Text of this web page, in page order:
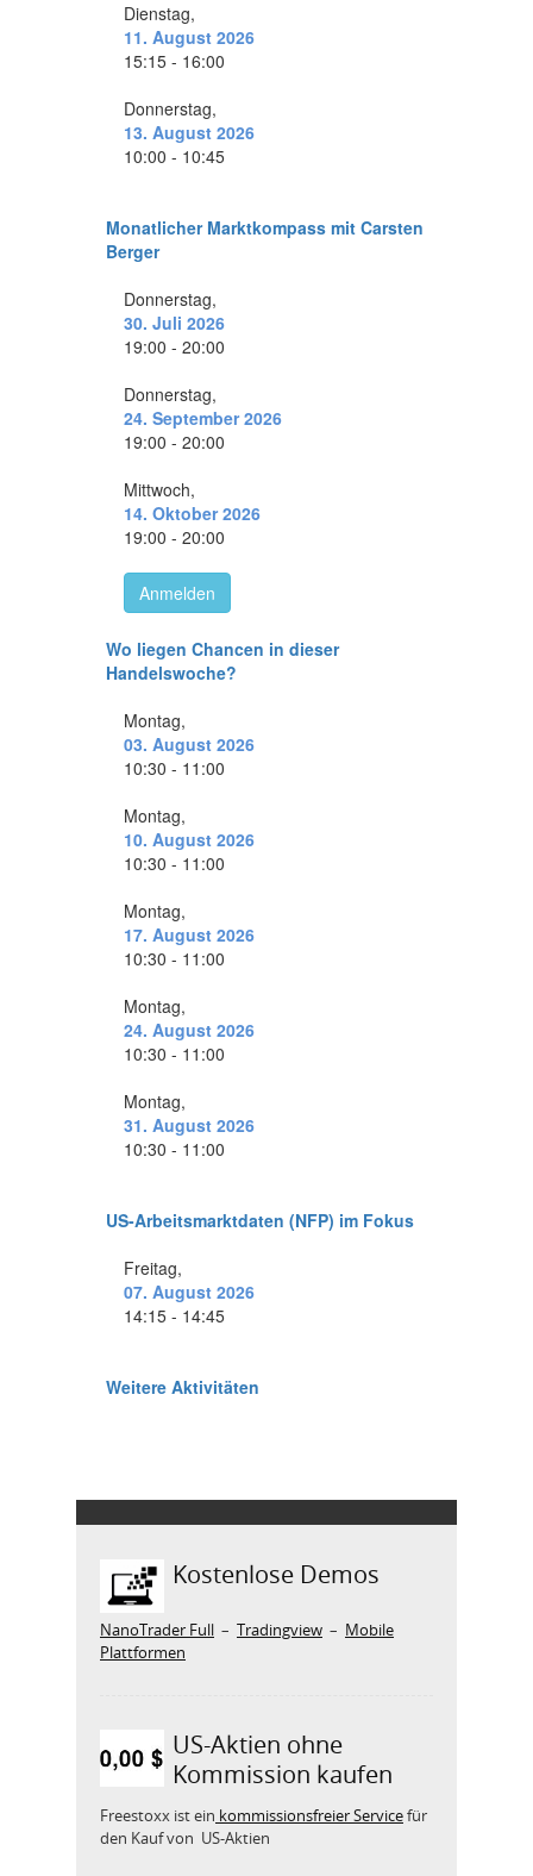
Kostenlose Demos
NanoTrader Full – Tradingview – Mobile
Plattformen
US-Aktien ohne
Kommission kaufen
Freestoxx ist ein kommissionsfreier Servicefür
den Kauf von US-Aktien